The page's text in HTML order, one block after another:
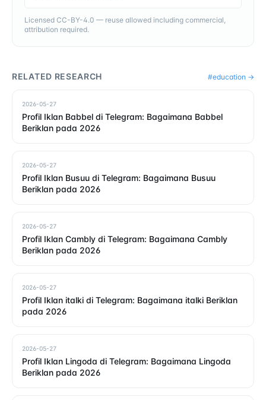
Licensed CC-BY-4.0 — reuse allowed including commercial,
attribution required.
RELATED RESEARCH #education →
2026-05-27
Profil Iklan Babbel di Telegram: Bagaimana Babbel
Beriklan pada 2026
2026-05-27
Profil Iklan Busuu di Telegram: Bagaimana Busuu
Beriklan pada 2026
2026-05-27
Profil Iklan Cambly di Telegram: Bagaimana Cambly
Beriklan pada 2026
2026-05-27
Profil Iklan italki di Telegram: Bagaimana italki Beriklan
pada 2026
2026-05-27
Profil Iklan Lingoda di Telegram: Bagaimana Lingoda
Beriklan pada 2026